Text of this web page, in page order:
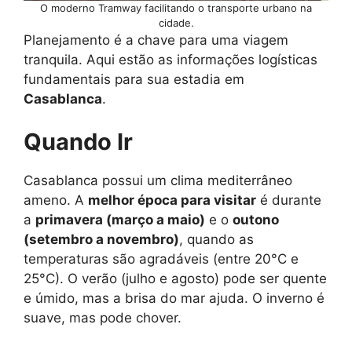
O moderno Tramway facilitando o transporte urbano na
cidade.
Planejamento é a chave para uma viagem
tranquila. Aqui estão as informações logísticas
fundamentais para sua estadia em
Casablanca.
Quando Ir
Casablanca possui um clima mediterrâneo
ameno. A melhor época para visitar é durante
a primavera (março a maio) e o outono
(setembro a novembro), quando as
temperaturas são agradáveis (entre 20°C e
25°C). O verão (julho e agosto) pode ser quente
e úmido, mas a brisa do mar ajuda. O inverno é
suave, mas pode chover.